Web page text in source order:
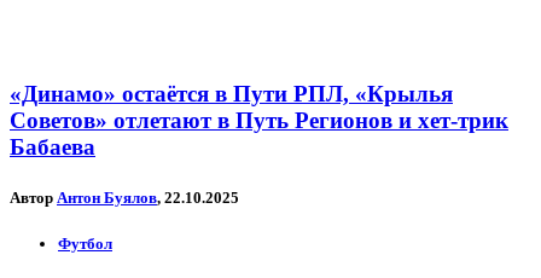
«Динамо» остаётся в Пути РПЛ, «Крылья
Советов» отлетают в Путь Регионов и хет-трик
Бабаева
Автор Антон Буялов, 22.10.2025
Футбол